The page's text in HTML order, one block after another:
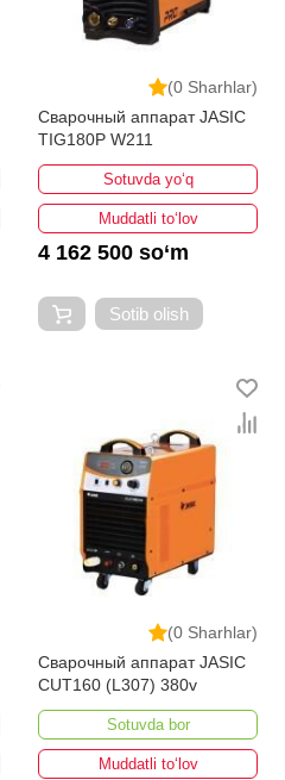
(0 Sharhlar)
Сварочный аппарат JASIC
TIG180P W211
Sotuvda yo‘q
Muddatli to‘lov
4 162 500 so‘m
Sotib olish
(0 Sharhlar)
Сварочный аппарат JASIC
CUT160 (L307) 380v
Sotuvda bor
Muddatli to‘lov